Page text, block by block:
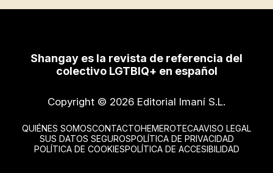
Shangay es la revista de referencia del
colectivo LGTBIQ+ en español
Copyright © 2026 Editorial Imaní S.L.
QUIÉNES SOMOSCONTACTOHEMEROTECAAVISO LEGAL
SUS DATOS SEGUROSPOLÍTICA DE PRIVACIDAD
POLÍTICA DE COOKIESPOLÍTICA DE ACCESIBILIDAD